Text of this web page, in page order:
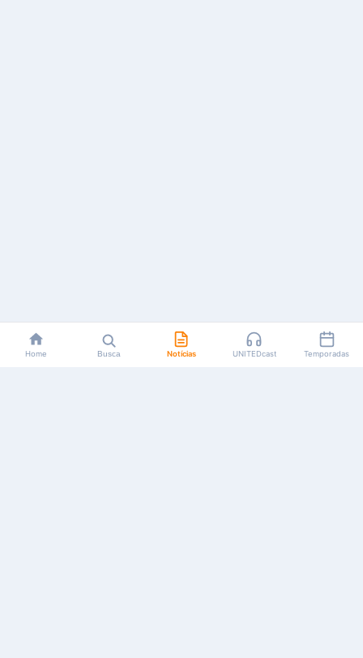
Home Busca Notícias UNITEDcast Temporadas